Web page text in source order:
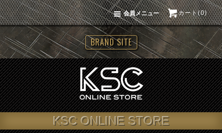
カート(0)
会員メニュー
BRAND SITE
KSC ONLINE STORE